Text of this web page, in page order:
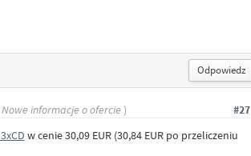
Odpowiedz
#27
informacje o ofercie)
w cenie 30,09 EUR (30,84 EUR po przeliczeniu